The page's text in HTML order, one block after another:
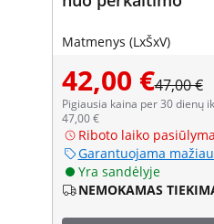
Matmenys (LxŠxV)
42,00 €47,00 €
Pigiausia kaina per 30 dienų
47,00 €
Riboto laiko
Garantuojama
Yra sandėlyje
NEMOKAMAS